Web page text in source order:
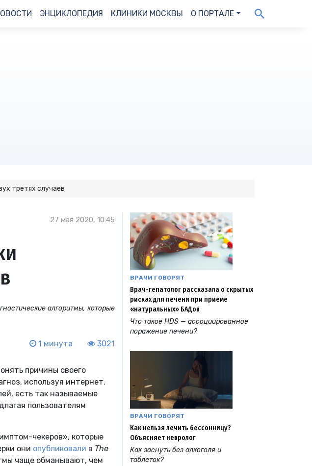
ЭНЦИКЛОПЕДИЯ КЛИНИКИ МОСКВЫ О ПОРТАЛЕ
третях случаев
27 мая 2020, 10:45
алгоритмы, которые
1 минута 3021
причины своего
используя интернет.
есть так называемые
пользователям
чекеров», которые
они опубликовали в The
чаще обманывают, чем
ВРАЧИ ГОВОРЯТ
Врач-гепатолог рассказала о скрытых
рисках для печени при приеме
«натуральных» БАДов
Что такое HDS — ассоциированное
поражение печени?
ВРАЧИ ГОВОРЯТ
Как нельзя лечить бессонницу?
Объясняет невролог
Как заснуть без алкоголя и
таблеток?